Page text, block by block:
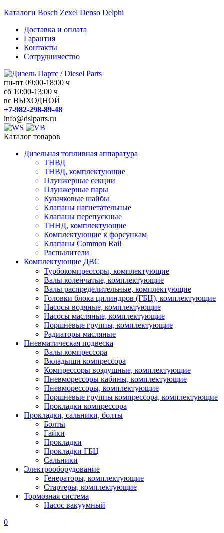
Перейти
содержимому
Каталоги Bosch Zexel Denso Delphi
Доставка и оплата
Гарантия
Контакты
Сотрудничество
Дизель
Партс
/
Diesel
Parts
Дизельная
топливная
аппаратура
пн-пт 09:00-18:00 ч
сб 10:00-13:00 ч
вс ВЫХОДНОЙ
+7-982-298-89-48
info@dslparts.ru
Каталог товаров
Дизельная топливная аппаратура
ТНВД
ТНВД, комплектующие
Плунжерные секции
Плунжерные пары
Кулачковые шайбы
Клапаны нагнетательные
Клапаны перепускные
ТННД, комплектующие
Комплектующие к форсункам
Клапаны Common Rail
Распылители
Комплектующие ДВС
Турбокомпрессоры, комплектующие
Валы коленчатые, комплектующие
Валы распределительные, комплектующие
Головки блока цилиндров (ГБЦ), комплектующие
Насосы водяные, комплектующие
Насосы масляные, комплектующие
Поршневые группы, комплектующие
Радиаторы масляные
Пневматическая подвеска
Валы компрессора
Вкладыши компрессора
Компрессоры воздушные, комплектующие
Пневморессоры кабины, комплектующие
Пневморессоры, комплектующие
Поршневые группы компрессора, комплектующие
Прокладки компрессора
Прокладки, сальники, болты
Болты
Гайки
Прокладки
Прокладки ГБЦ
Сальники
Электрооборудование
Генераторы, комплектующие
Стартеры, комплектующие
Тормозная система
Насос вакуумный
0